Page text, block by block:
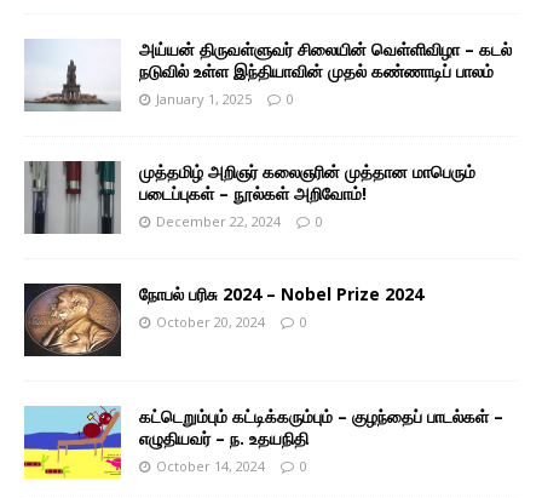
அய்யன் திருவள்ளுவர் சிலையின் வெள்ளிவிழா – கடல்
நடுவில் உள்ள இந்தியாவின் முதல் கண்ணாடிப் பாலம்
January 1, 2025 0
முத்தமிழ் அறிஞர் கலைஞரின் முத்தான மாபெரும்
படைப்புகள் – நூல்கள் அறிவோம்!
December 22, 2024 0
நோபல் பரிசு 2024 – Nobel Prize 2024
October 20, 2024 0
கட்டெறும்பும் கட்டிக்கரும்பும் – குழந்தைப் பாடல்கள் –
எழுதியவர் – ந. உதயநிதி
October 14, 2024 0